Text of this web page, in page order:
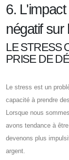
6.
négatif sur
LE STRESS
PRISE DE
Le stress est un
capacité à prendre
Lorsque nous
avons tendance à
devenons plus
argent.